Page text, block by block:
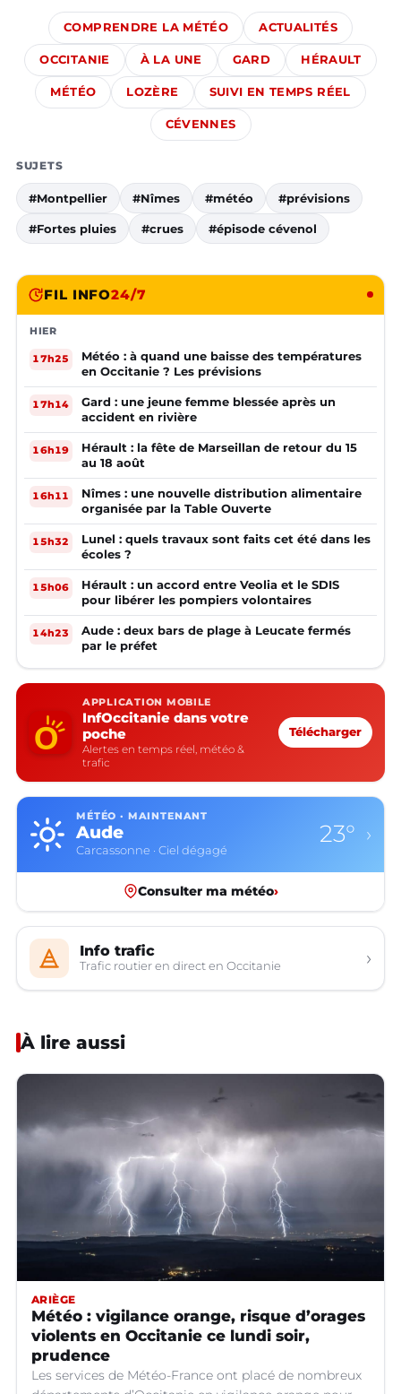
COMPRENDRE LA MÉTÉO ACTUALITÉS
OCCITANIE À LA UNE GARD HÉRAULT
MÉTÉO LOZÈRE SUIVI EN TEMPS RÉEL
CÉVENNES
SUJETS
#Montpellier #Nîmes #météo #prévisions
#Fortes pluies #crues #épisode cévenol
FIL INFO24/7
HIER
17h25
Météo : à quand une baisse des températures
en Occitanie ? Les prévisions
17h14
Gard : une jeune femme blessée après un
accident en rivière
16h19
Hérault : la fête de Marseillan de retour du 15
au 18 août
16h11
Nîmes : une nouvelle distribution alimentaire
organisée par la Table Ouverte
15h32
Lunel : quels travaux sont faits cet été dans les
écoles ?
15h06
Hérault : un accord entre Veolia et le SDIS
pour libérer les pompiers volontaires
14h23
Aude : deux bars de plage à Leucate fermés
par le préfet
APPLICATION MOBILE
InfOccitanie dans votre
poche
Alertes en temps réel, météo &
trafic
Télécharger
MÉTÉO · MAINTENANT
Aude
Carcassonne · Ciel dégagé
23° ›
Consulter ma météo›
Info trafic
Trafic routier en direct en Occitanie ›
À lire aussi
ARIÈGE
Météo : vigilance orange, risque d’orages
violents en Occitanie ce lundi soir,
prudence
Les services de Météo-France ont placé de nombreux